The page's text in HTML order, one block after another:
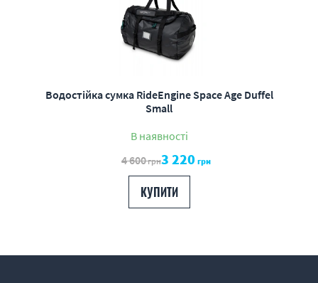
Водостійка сумка RideEngine Space Age Duffel
Small
В наявності
4 600грн3 220 грн
КУПИТИ